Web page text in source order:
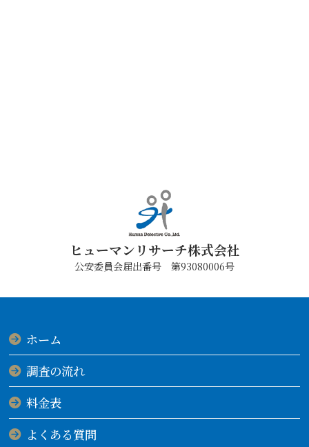
ヒューマンリサーチ株式会社
公安委員会届出番号 第93080006号
ホーム
調査の流れ
料金表
よくある質問